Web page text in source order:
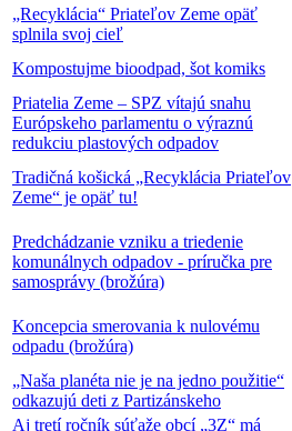
„Recyklácia“ Priateľov Zeme opäť
splnila svoj cieľ
Kompostujme bioodpad, šot komiks
Priatelia Zeme – SPZ vítajú snahu
Európskeho parlamentu o výraznú
redukciu plastových odpadov
Tradičná košická „Recyklácia Priateľov
Zeme“ je opäť tu!
Predchádzanie vzniku a triedenie
komunálnych odpadov - príručka pre
samosprávy (brožúra)
Koncepcia smerovania k nulovému
odpadu (brožúra)
„Naša planéta nie je na jedno použitie“
odkazujú deti z Partizánskeho
Aj tretí ročník súťaže obcí „3Z“ má